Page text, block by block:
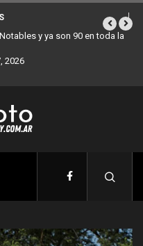
llegan esta semana a Villa
2026